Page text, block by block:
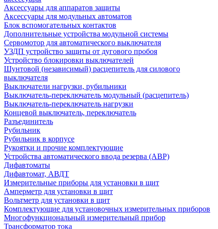
Аксессуары для аппаратов защиты
Аксессуары для модульных автоматов
Блок вспомогательных контактов
Дополнительные устройства модульной системы
Сервомотор для автоматического выключателя
УЗДП устройство защиты от дугового пробоя
Устройство блокировки выключателей
Шунтовой (независимый) расцепитель для силового
выключателя
Выключатели нагрузки, рубильники
Выключатель-переключатель модульный (расцепитель)
Выключатель-переключатель нагрузки
Концевой выключатель, переключатель
Разъединитель
Рубильник
Рубильник в корпусе
Рукоятки и прочие комплектующие
Устройства автоматического ввода резерва (АВР)
Дифавтоматы
Дифавтомат, АВДТ
Измерительные приборы для установки в щит
Амперметр для установки в щит
Вольтметр для установки в щит
Комплектующие для установочных измерительных приборов
Многофункциональный измерительный прибор
Трансформатор тока